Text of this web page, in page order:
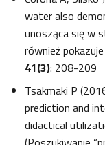
water also
unosząca się w
również
41(3): 208-209
Tsakmaki P
prediction and
didactical